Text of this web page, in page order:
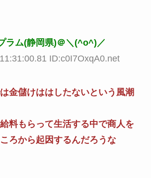
ラム(静岡県)＠＼(^o^)／
ID:c0I7OxqA0.net
金儲けははしたないという風潮
料もらって生活する中で商人を
ろから起因するんだろうな